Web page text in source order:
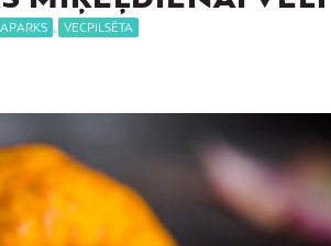
VECPILSĒTA